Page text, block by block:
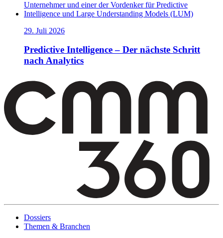
29. Juli 2026
Predictive Intelligence – Der nächste Schritt
nach Analytics
Dossiers
Themen & Branchen